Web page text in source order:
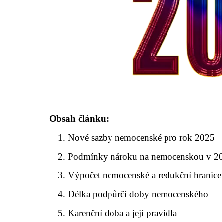
Obsah článku:
Nové sazby nemocenské pro rok 2025
Podmínky nároku na nemocenskou v
Výpočet nemocenské a redukční hranice
Délka podpůrčí doby nemocenského
Karenční doba a její pravidla